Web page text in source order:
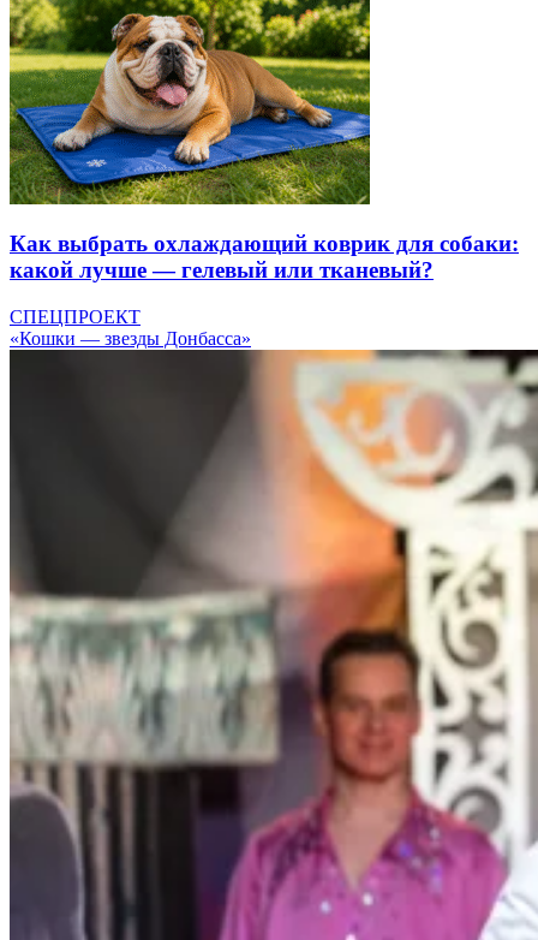
Как выбрать охлаждающий коврик для собаки:
какой лучше — гелевый или тканевый?
СПЕЦПРОЕКТ
«Кошки — звезды Донбасса»